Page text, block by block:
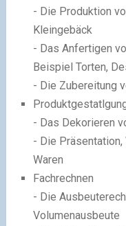
- Die Produktion
Kleingebäck
- Das Anfertigen
Beispiel Torten,
- Die Zubereitung
- Das Dekorieren
- Die Präsentation,
Waren
Fachrechnen
- Die
Volumenausbeute